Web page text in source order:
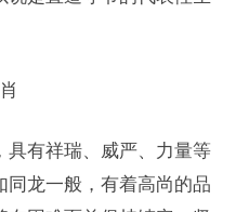
具有祥瑞、威严、力量等
同龙一般，有着高尚的品